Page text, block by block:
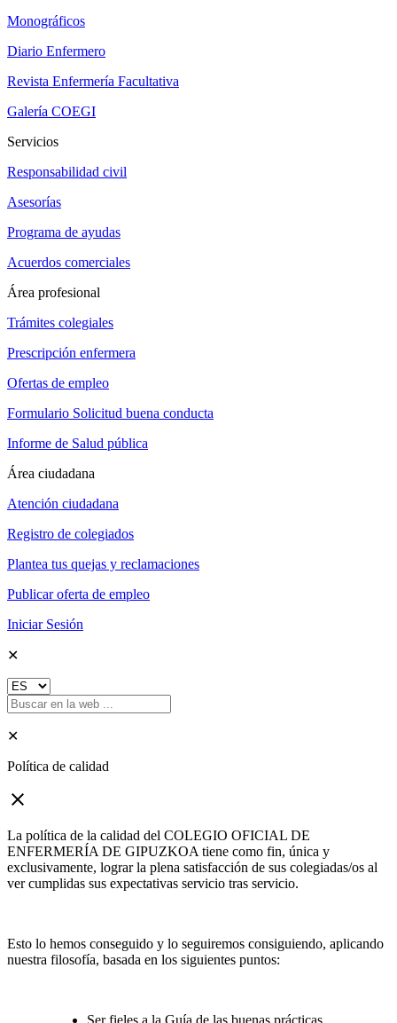
Monográficos
Diario Enfermero
Revista Enfermería Facultativa
Galería COEGI
Servicios
Responsabilidad civil
Asesorías
Programa de ayudas
Acuerdos comerciales
Área profesional
Trámites colegiales
Prescripción enfermera
Ofertas de empleo
Formulario Solicitud buena conducta
Informe de Salud pública
Área ciudadana
Atención ciudadana
Registro de colegiados
Plantea tus quejas y reclamaciones
Publicar oferta de empleo
Iniciar Sesión
✕
✕
Política de calidad
close
La política de la calidad del COLEGIO OFICIAL DE
ENFERMERÍA DE GIPUZKOA tiene como fin, única y
exclusivamente, lograr la plena satisfacción de sus colegiadas/os al
ver cumplidas sus expectativas servicio tras servicio.
Esto lo hemos conseguido y lo seguiremos consiguiendo, aplicando
nuestra filosofía, basada en los siguientes puntos: